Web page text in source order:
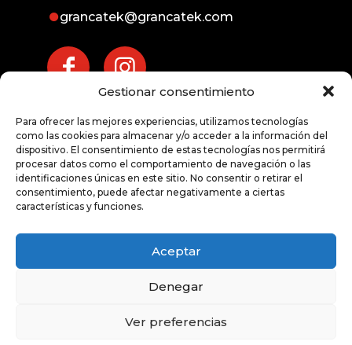
Gestionar consentimiento
Para ofrecer las mejores experiencias, utilizamos tecnologías
como las cookies para almacenar y/o acceder a la información del
dispositivo. El consentimiento de estas tecnologías nos permitirá
procesar datos como el comportamiento de navegación o las
identificaciones únicas en este sitio. No consentir o retirar el
consentimiento, puede afectar negativamente a ciertas
características y funciones.
Aceptar
Denegar
Ver preferencias
grancatek@grancatek.com
Atención inmediata
exprés
928 676 191
Privacidad |Política de Cookies